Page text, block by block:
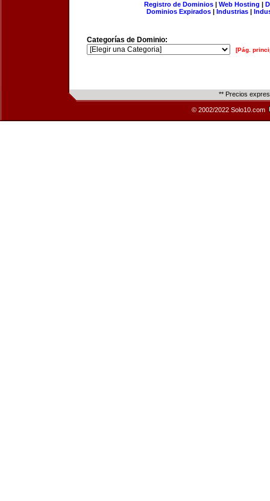
Registro de Dominios| Web Hosting |
Dominios Expirados | Industrias |
Categorías de Dominio:
[Pág.
** Precios
© 2002/2022 Solo10.com